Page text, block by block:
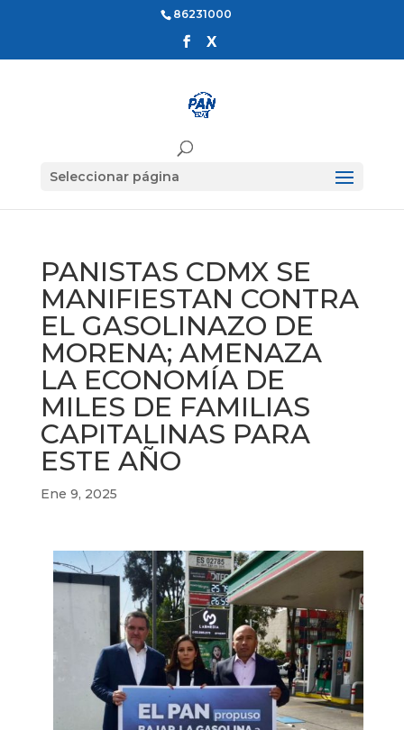
86231000
Seleccionar página
PANISTAS CDMX SE
MANIFIESTAN CONTRA
EL GASOLINAZO DE
MORENA; AMENAZA
LA ECONOMÍA DE
MILES DE FAMILIAS
CAPITALINAS PARA
ESTE AÑO
Ene 9, 2025